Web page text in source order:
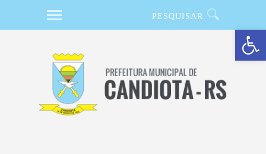
Barra de Ferramentas Aberta